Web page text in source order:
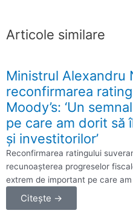
Articole similare
Ministrul Alexandru
reconfirmarea
Moody’s: ‘Un
pe care am dorit să
şi investitorilor’
Reconfirmarea ratingului
recunoaşterea progreselor
extrem de important pe care
Citește →